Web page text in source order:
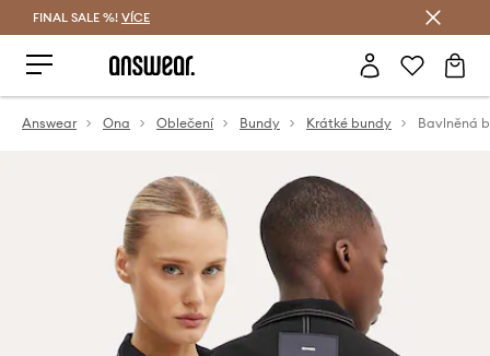
FINAL SALE %! VÍCE
Answear Ona Oblečení Bundy Krátké bundy Bavlněná